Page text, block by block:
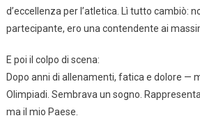
d’eccellenza per l’atletica. Lì tutto cambiò:
partecipante, ero una contendente ai
E poi il colpo di scena:
Dopo anni di allenamenti, fatica e dolore —
Olimpiadi. Sembrava un sogno.
ma il mio Paese.